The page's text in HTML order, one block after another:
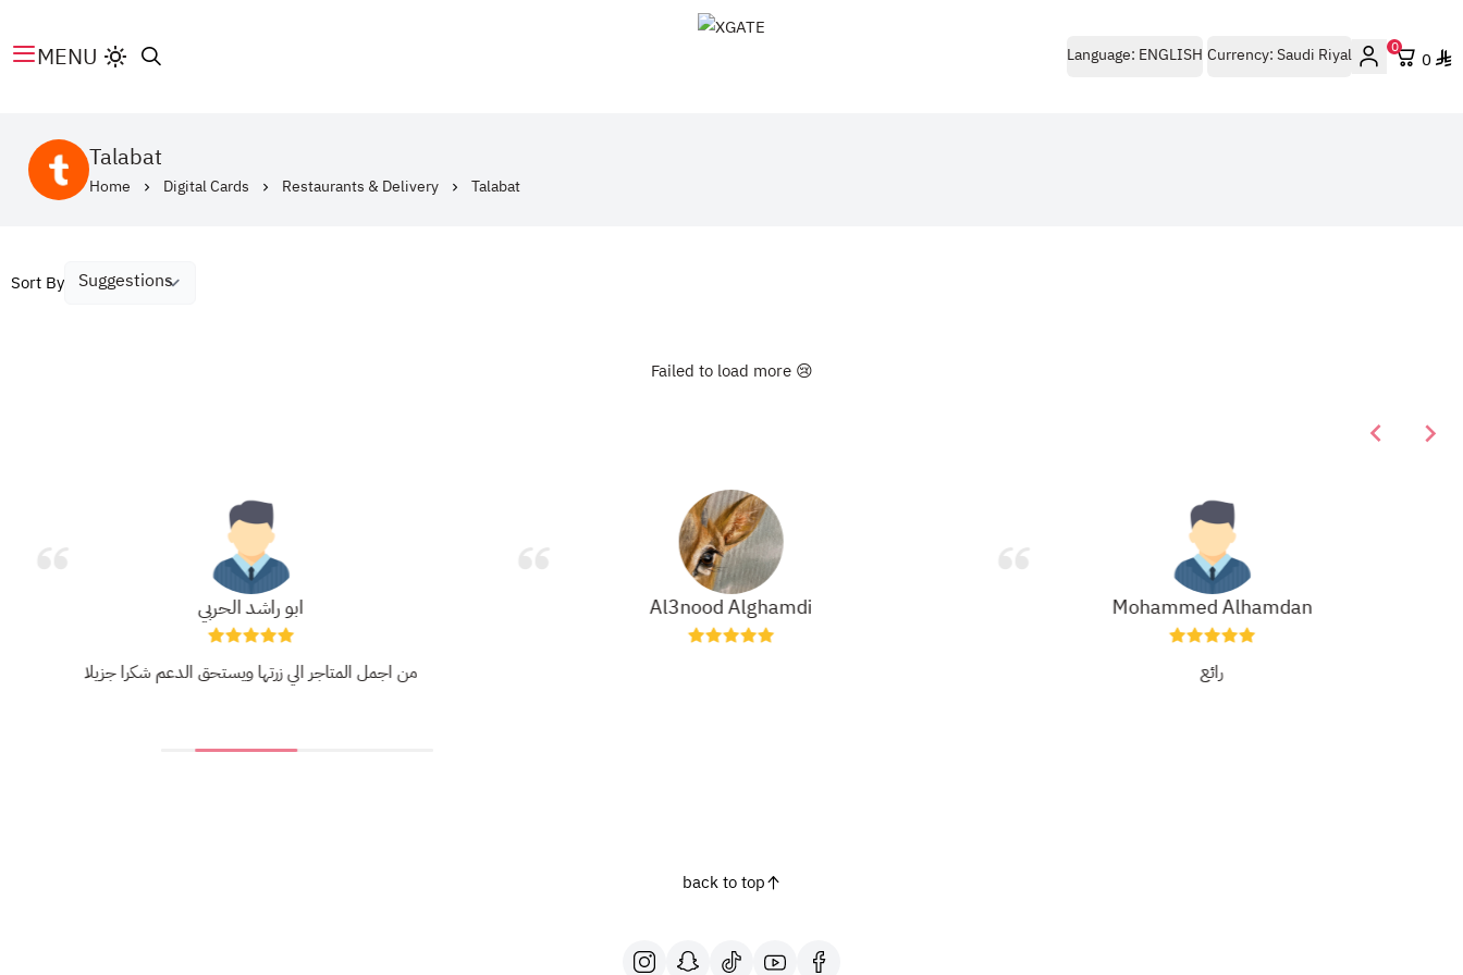
MENU Language: ENGLISH Currency:Saudi Riyal 0
0
Talabat
Home Digital Cards Restaurants & Delivery Talabat
Sort By
Failed to load more 😢
ابو راشد الحربي
من اجمل المتاجر الي زرتها ويستحق الدعم شكرا جزيلا
Al3nood Alghamdi Mohammed Alhamdan
رائع
back to top